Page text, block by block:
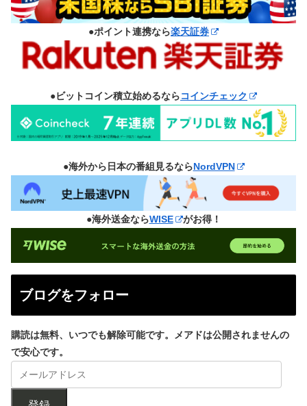
●ポイント連携なら楽天証券
●ビットコイン積立始めるならコインチェック
●海外から日本の番組見るならNordVPN
●海外送金ならWISE がお得！
ブログをフォロー
購読は無料、いつでも解除可能です。メアドは公開されませんの
で安心です。